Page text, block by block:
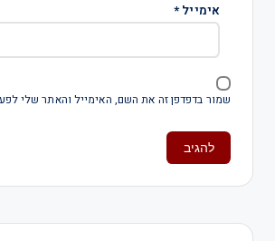
אימייל*
שמור בדפדפן זה את השם, האימייל והאתר שלי